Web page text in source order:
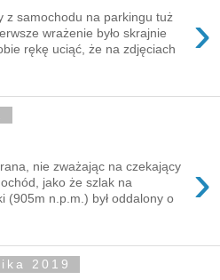
›
z samochodu na parkingu tuż
wrażenie było skrajnie
rękę uciąć, że na zdjęciach
›
nie zważając na czekający
jako że szlak na
(905m n.p.m.) był oddalony o
2019